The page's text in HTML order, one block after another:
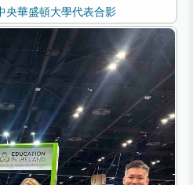
央華盛頓大學代表合影